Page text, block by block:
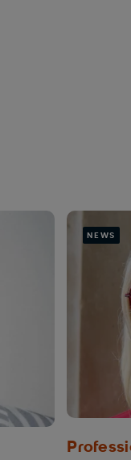
NEWS